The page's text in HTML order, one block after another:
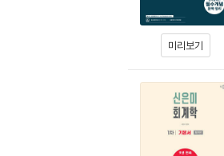
미리보기